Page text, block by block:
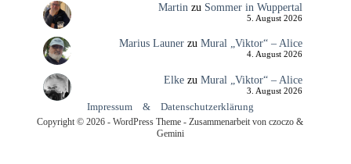
Martinzu Sommer in Wuppertal
5. August 2026
Marius Launerzu Mural „Viktor“ – Alice
4. August 2026
Elkezu Mural „Viktor“ – Alice
3. August 2026
Impressum & Datenschutzerklärung
Copyright © 2026 - WordPress Theme - Zusammenarbeit von czoczo &
Gemini